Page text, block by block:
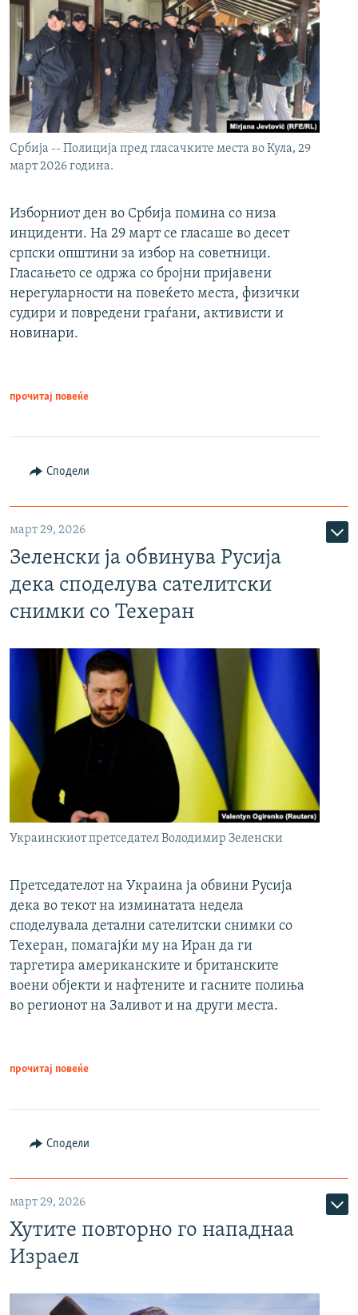
Србија -- Полиција пред гласачките места во Кула, 29
март 2026 година.
Изборниот ден во Србија помина со низа
инциденти. На 29 март се гласаше во десет
српски општини за избор на советници.
Гласањето се одржа со бројни пријавени
нерегуларности на повеќето места, физички
судири и повредени граѓани, активисти и
новинари.
прочитај повеќе
Сподели
март 29, 2026
Зеленски ја обвинува Русија
дека споделува сателитски
снимки со Техеран
Украинскиот претседател Володимир Зеленски
Претседателот на Украина ја обвини Русија
дека во текот на изминатата недела
споделувала детални сателитски снимки со
Техеран, помагајќи му на Иран да ги
таргетира американските и британските
воени објекти и нафтените и гасните полиња
во регионот на Заливот и на други места.
прочитај повеќе
Сподели
март 29, 2026
Хутите повторно го нападнаа
Израел